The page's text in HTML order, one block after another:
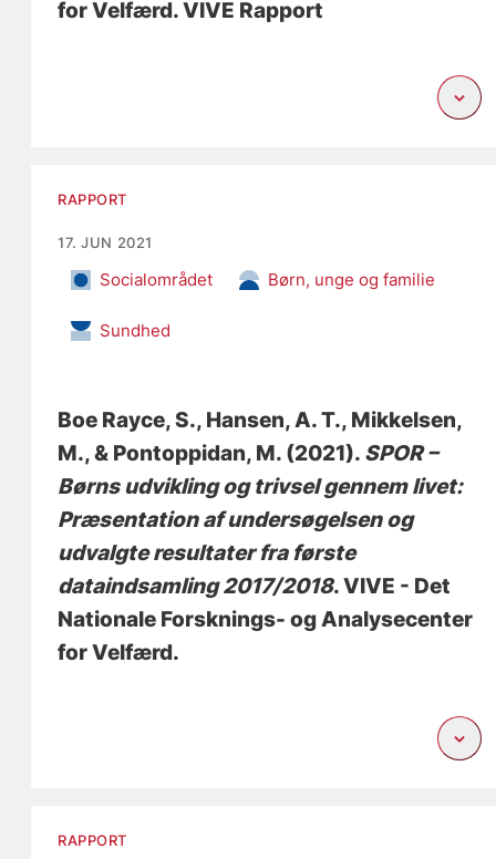
for Velfærd. VIVE Rapport
RAPPORT
17. JUN 2021
Socialområdet Børn, unge og familie
Sundhed
Boe Rayce, S., Hansen, A. T., Mikkelsen,
M., & Pontoppidan, M. (2021). SPOR –
Børns udvikling og trivsel gennem livet:
Præsentation af undersøgelsen og
udvalgte resultater fra første
dataindsamling 2017/2018. VIVE - Det
Nationale Forsknings- og Analysecenter
for Velfærd.
RAPPORT